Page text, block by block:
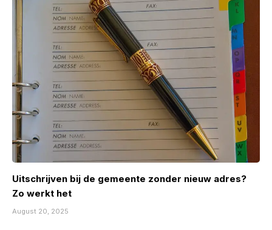
Uitschrijven bij de gemeente zonder nieuw adres?
Zo werkt het
August 20, 2025